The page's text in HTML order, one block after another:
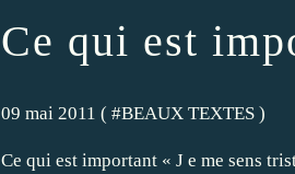
Ce qui est
09 mai 2011 ( #BEAUX TEXTES )
Ce qui est important « J e me sens